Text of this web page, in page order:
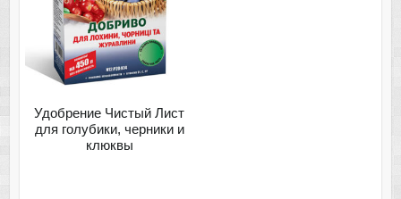
Удобрение Чистый Лист
для голубики, черники и
клюквы